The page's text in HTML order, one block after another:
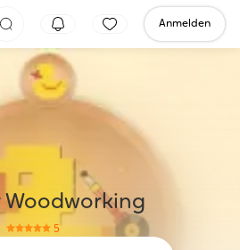
Anmelden
Woodworking
5